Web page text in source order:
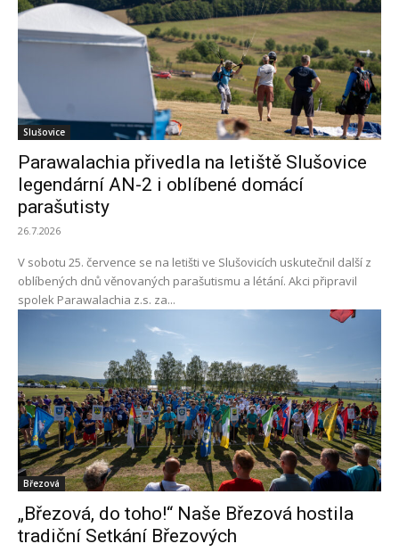
Slušovice
Parawalachia přivedla na letiště Slušovice
legendární AN-2 i oblíbené domácí
parašutisty
26.7.2026
V sobotu 25. července se na letišti ve Slušovicích uskutečnil další z
oblíbených dnů věnovaných parašutismu a létání. Akci připravil
spolek Parawalachia z.s. za...
Březová
„Březová, do toho!“ Naše Březová hostila
tradiční Setkání Březových